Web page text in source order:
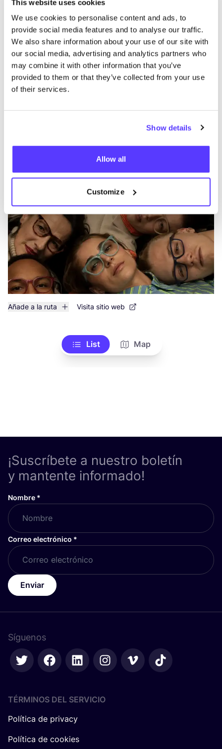
This website uses cookies
We use cookies to personalise content and ads, to
provide social media features and to analyse our traffic.
We also share information about your use of our site with
our social media, advertising and analytics partners who
may combine it with other information that you’ve
provided to them or that they’ve collected from your use
of their services.
Show details
Allow all
Customize
Wellicious
Ropa Deporte
Añade a la ruta Visita sitio web
5Loops
Añade a la ruta Visita sitio web
List Map
¡Suscríbete a nuestro boletín
y mantente informado!
Nombre *
Correo electrónico *
Enviar
Síguenos
TÉRMINOS DEL SERVICIO
Política de privacy
Política de cookies